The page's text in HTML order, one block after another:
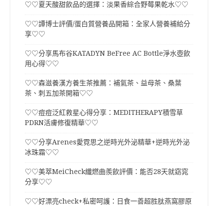
♡♡夏天酸甜飲品的選擇：淡果香綜合野莓果乾水♡♡
♡♡譚博士評價/蛋白質營養品開箱：全家人營養補給分
享♡♡
♡♡分享馬布谷KATADYN BeFree AC Bottle淨水壺飲
用心得♡♡
♡♡森滋養漢方養生茶推薦：補氣茶、益母茶、桑葉
茶、刺五加茶開箱♡♡
♡♡痘痘泛紅救星心得分享：MEDITHERAPY積雪草
PDRN活膚修復精華♡♡
♡♡分享Arenes愛霓思之逆時光外泌精華+逆時光外泌
冰珠霜♡♡
♡♡美萃MeiCheck纖燃曲羨飲評價：能否28天就窈窕
分享♡♡
♡♡好漂亮check+私密呵護：日食一善超胜肽燕窩膠原